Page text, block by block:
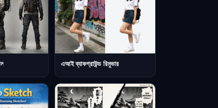
এআই ব্যাকগ্রাউন্ড রিমুভার